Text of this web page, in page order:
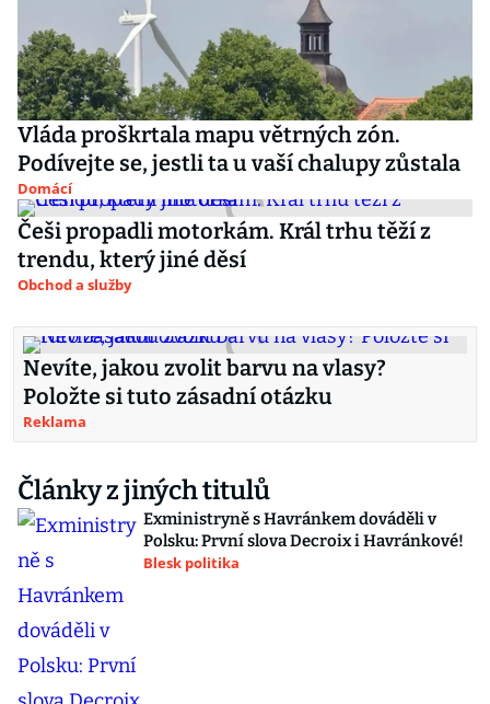
Vláda proškrtala mapu větrných zón.
Podívejte se, jestli ta u vaší chalupy zůstala
Domácí
Češi propadli motorkám. Král trhu těží z
trendu, který jiné děsí
Obchod a služby
Nevíte, jakou zvolit barvu na vlasy?
Položte si tuto zásadní otázku
Reklama
Články z jiných titulů
Exministryně s Havránkem dováděli v
Polsku: První slova Decroix i Havránkové!
Blesk politika